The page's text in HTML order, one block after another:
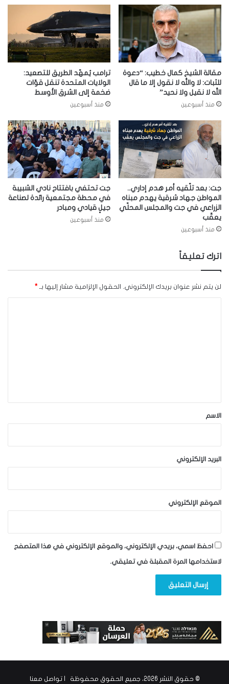
مقالة الشيخ كمال خطيب: “دعوة
للثبات: لا والله لا نقول إلا ما قال
الله لا نقيل ولا نحيد”
منذ أسبوعين
ترامب يُمهّد الطريق للتصعيد:
الولايات المتحدة تنقل قوّات
ضخمة إلى الشرق الأوسط
منذ أسبوعين
جت: بعد تلّقيه أمر هدم إداري..
المواطن جهاد شرقية يهدم مبناه
الزراعي في جت والمجلس المحلّي
يعقّب
منذ أسبوعين
جت تحتفي بافتتاح نادي الشبيبة
في محطة مجتمعية رائدة لصناعة
جيلٍ قيادي ومبادر
منذ أسبوعين
اترك تعليقاً
لن يتم نشر عنوان بريدك الإلكتروني. الحقول الإلزامية مشار إليها بـ *
*الاسم
البريد الإلكتروني
الموقع الإلكتروني
احفظ اسمي، بريدي الإلكتروني، والموقع الإلكتروني في هذا المتصفح
لاستخدامها المرة المقبلة في تعليقي.
© حقوق النشر 2026، جميع الحقوق محفوظة | تواصل معنا